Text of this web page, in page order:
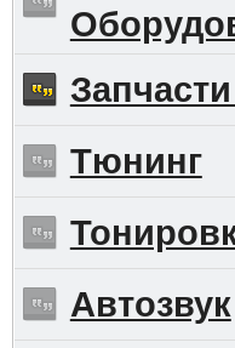
Тюнинг
Автозвук